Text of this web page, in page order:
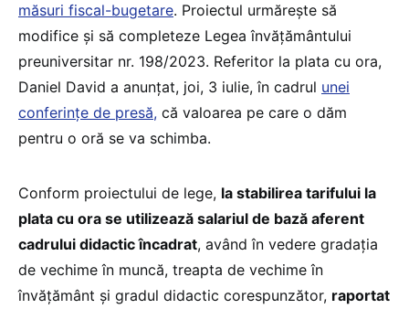
măsuri fiscal-bugetare. Proiectul urmărește să
modifice și să completeze Legea învățământului
preuniversitar nr. 198/2023. Referitor la plata cu ora,
Daniel David a anunțat, joi, 3 iulie, în cadrul unei
conferințe de presă, că valoarea pe care o dăm
pentru o oră se va schimba.
Conform proiectului de lege, la stabilirea tarifului la
plata cu ora se utilizează salariul de bază aferent
cadrului didactic încadrat, având în vedere gradația
de vechime în muncă, treapta de vechime în
învăţământ şi gradul didactic corespunzător, raportat